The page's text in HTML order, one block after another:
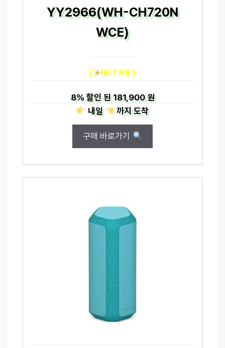
YY2966(WH-CH720N
WCE)
[ NO.7 제품 ]
8%할인 된181,900 원
내일
까지도착
구매 바로가기